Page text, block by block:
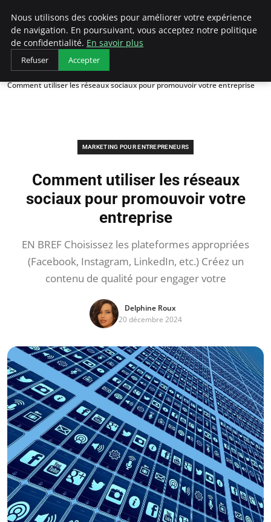
LECFCM
Accueil
Marketing pour entrepreneurs
Comment utiliser les réseaux sociaux pour promouvoir votre entreprise
MARKETING POUR ENTREPRENEURS
Comment utiliser les réseaux
sociaux pour promouvoir votre
entreprise
EN BREF Choisissez les plateformes appropriées
(Facebook, Instagram, LinkedIn, etc.) Créez un
contenu de qualité pour engager votre
Delphine Roux
20 décembre 2024
Nous utilisons des cookies pour améliorer votre expérience
de navigation. En poursuivant, vous acceptez notre politique
de confidentialité. En savoir plus
Refuser Accepter